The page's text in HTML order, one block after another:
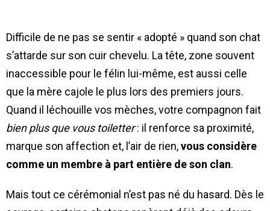
Difficile de ne pas se sentir « adopté » quand son chat
s’attarde sur son cuir chevelu. La tête, zone souvent
inaccessible pour le félin lui-même, est aussi celle
que la mère cajole le plus lors des premiers jours.
Quand il léchouille vos mèches, votre compagnon fait
bien plus que vous toiletter: il renforce sa proximité,
marque son affection et, l’air de rien,vous considère
comme un membre à part entière de son clan.
Mais tout ce cérémonial n’est pas né du hasard. Dès le